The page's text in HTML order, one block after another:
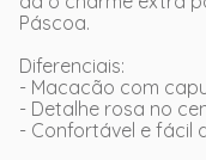
Páscoa.
Diferenciais:
- Macacão com
- Detalhe rosa no
- Confortável e fácil